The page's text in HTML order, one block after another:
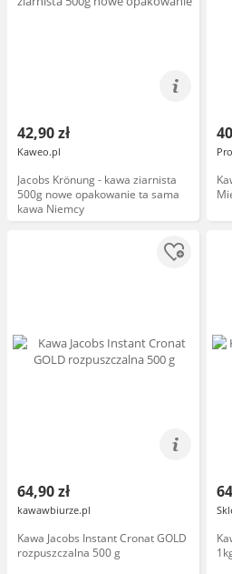
42,90 zł
Kaweo.pl
Jacobs Krönung - kawa ziarnista
500g nowe opakowanie ta sama
kawa Niemcy
64,90 zł
kawawbiurze.pl
Kawa Jacobs Instant Cronat GOLD
rozpuszczalna 500 g